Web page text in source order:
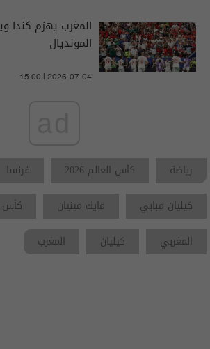
المغرب يهزم كندا
المونديال
15:00 | 2026-07-04
رياضة كأس العالم 2026 فرنسا
كيليان مبابي
مايك مينيان
كأس
المغربي
كيليان المغرب